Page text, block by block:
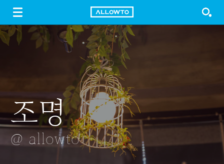
GUIDE
조명
@ allowto
시스루
@ allowto
다이어리
@ allowto
핑크빛 밀랍초
@ allowto
표시판
@ allowto